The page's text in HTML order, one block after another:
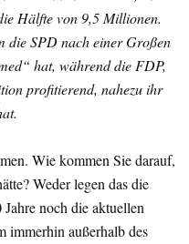
Hälfte von 9,5 Millionen.
die SPD nach einer Großen
hat, während die FDP,
profitierend, nahezu ihr
Wie kommen Sie darauf,
Weder legen das die
noch die aktuellen
immerhin außerhalb des